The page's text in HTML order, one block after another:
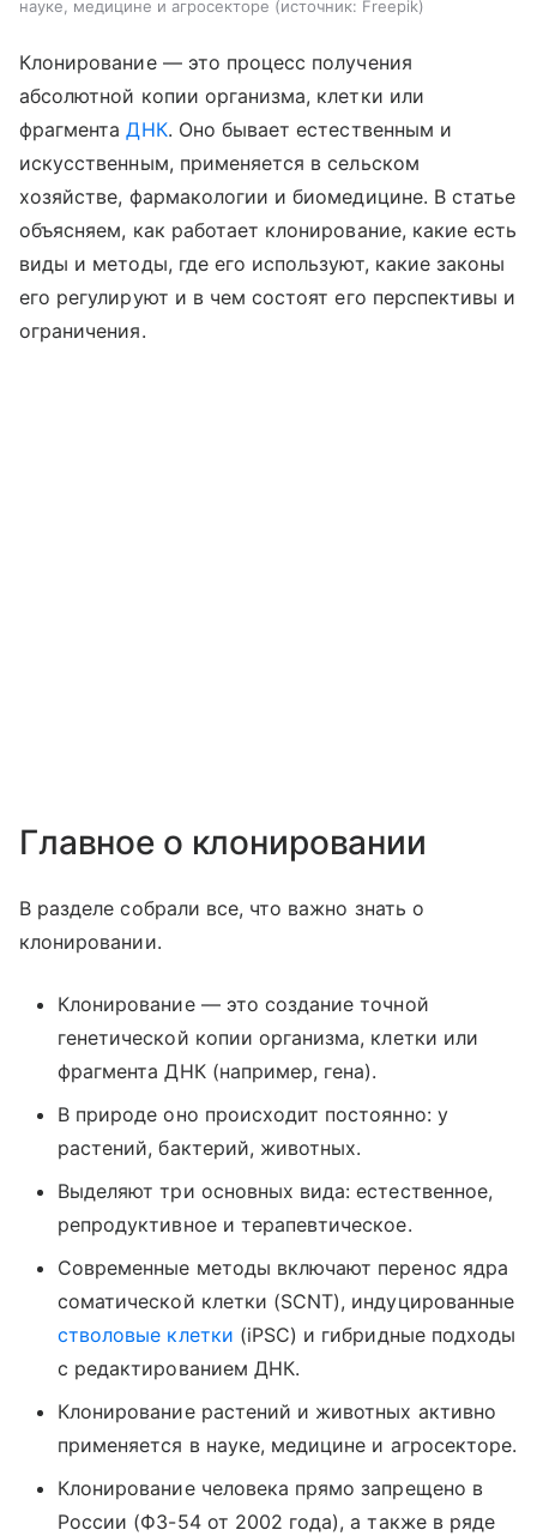
науке, медицине и агросекторе
источник: Freepik
Клонирование — это процесс получения
абсолютной копии организма, клетки или
фрагментаДНК. Оно бывает естественным и
искусственным, применяется в сельском
хозяйстве, фармакологии и биомедицине. В статье
объясняем, как работает клонирование, какие есть
виды и методы, где его используют, какие законы
его регулируют и в чем состоят его перспективы и
ограничения.
Главное о клонировании
В разделе собрали все, что важно знать о
клонировании.
Клонирование — это создание точной
генетической копии организма, клетки или
фрагмента ДНК (например, гена).
В природе оно происходит постоянно: у
растений, бактерий, животных.
Выделяют три основных вида: естественное,
репродуктивное и терапевтическое.
Современные методы включают перенос ядра
соматической клетки (SCNT), индуцированные
стволовые клетки (iPSC) и гибридные подходы
с редактированием ДНК.
Клонирование растений и животных активно
применяется в науке, медицине и агросекторе.
Клонирование человека прямо запрещено в
России (ФЗ-54 от 2002 года), а также в ряде